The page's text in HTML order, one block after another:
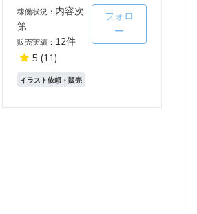
稼働状況： 内容次
第
販売実績： 12件
5 (11)
フォロ
ー
イラスト依頼・販売